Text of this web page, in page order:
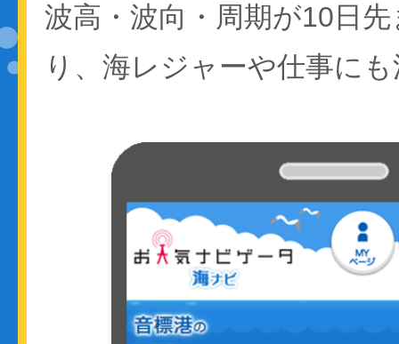
波高・波向・周期が10日
り、海レジャーや仕事に